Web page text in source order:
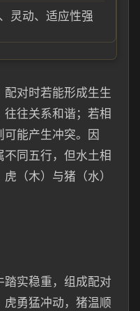
灵动、适应性强
对时若能形成生生
往关系和谐；若相
能产生冲突。因
同五行，但水土相
（木）与猪（水）
踏实稳重，组成配对
虎勇猛冲动，猪温顺